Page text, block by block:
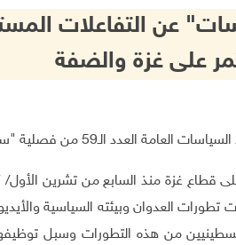
عن التفاعلات
على غزة والضفة
قطاع غزة منذ السابع من تشرين الأول/
العدوان وبيئته السياسية
من هذه التطورات وسبل